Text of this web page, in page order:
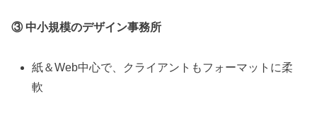
③ 中小規模のデザイン事務所
紙＆Web中心で、クライアントもフォーマットに柔
軟